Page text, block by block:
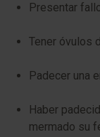
Presentar
Tener óvulos
Padecer una
Haber
mermado su